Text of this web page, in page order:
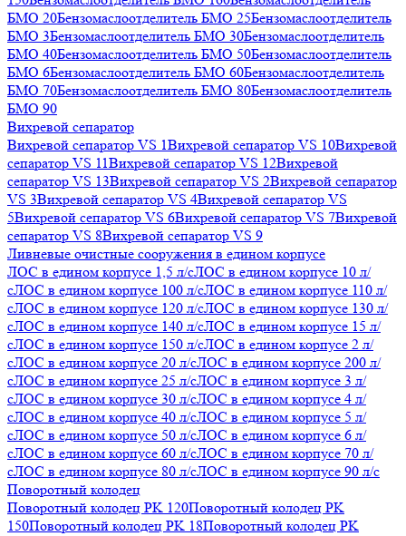
БМО 20Бензомаслоотделитель БМО 25Бензомаслоотделитель
БМО 3Бензомаслоотделитель БМО 30Бензомаслоотделитель
БМО 40Бензомаслоотделитель БМО 50Бензомаслоотделитель
БМО 6Бензомаслоотделитель БМО 60Бензомаслоотделитель
БМО 70Бензомаслоотделитель БМО 80Бензомаслоотделитель
БМО 90
Вихревой сепаратор
Вихревой сепаратор VS 1Вихревой сепаратор VS 10Вихревой
сепаратор VS 11Вихревой сепаратор VS 12Вихревой
сепаратор VS 13Вихревой сепаратор VS 2Вихревой сепаратор
VS 3Вихревой сепаратор VS 4Вихревой сепаратор VS
5Вихревой сепаратор VS 6Вихревой сепаратор VS 7Вихревой
сепаратор VS 8Вихревой сепаратор VS 9
Ливневые очистные сооружения в едином корпусе
ЛОС в едином корпусе 1,5 л/сЛОС в едином корпусе 10 л/
сЛОС в едином корпусе 100 л/сЛОС в едином корпусе 110 л/
сЛОС в едином корпусе 120 л/сЛОС в едином корпусе 130 л/
сЛОС в едином корпусе 140 л/сЛОС в едином корпусе 15 л/
сЛОС в едином корпусе 150 л/сЛОС в едином корпусе 2 л/
сЛОС в едином корпусе 20 л/сЛОС в едином корпусе 200 л/
сЛОС в едином корпусе 25 л/сЛОС в едином корпусе 3 л/
сЛОС в едином корпусе 30 л/сЛОС в едином корпусе 4 л/
сЛОС в едином корпусе 40 л/сЛОС в едином корпусе 5 л/
сЛОС в едином корпусе 50 л/сЛОС в едином корпусе 6 л/
сЛОС в едином корпусе 60 л/сЛОС в едином корпусе 70 л/
сЛОС в едином корпусе 80 л/сЛОС в едином корпусе 90 л/с
Поворотный колодец
Поворотный колодец PK 120Поворотный колодец PK
150Поворотный колодец PK 18Поворотный колодец PK